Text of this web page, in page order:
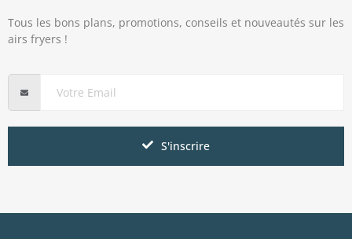
Tous les bons plans, promotions, conseils et nouveautés sur les
airs fryers !
S'inscrire